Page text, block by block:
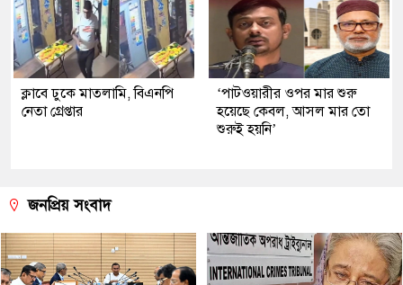
ক্লাবে ঢুকে মাতলামি, বিএনপি
নেতা গ্রেপ্তার
‘পাটওয়ারীর ওপর মার শুরু
হয়েছে কেবল, আসল মার তো
শুরুই হয়নি’
জনপ্রিয় সংবাদ